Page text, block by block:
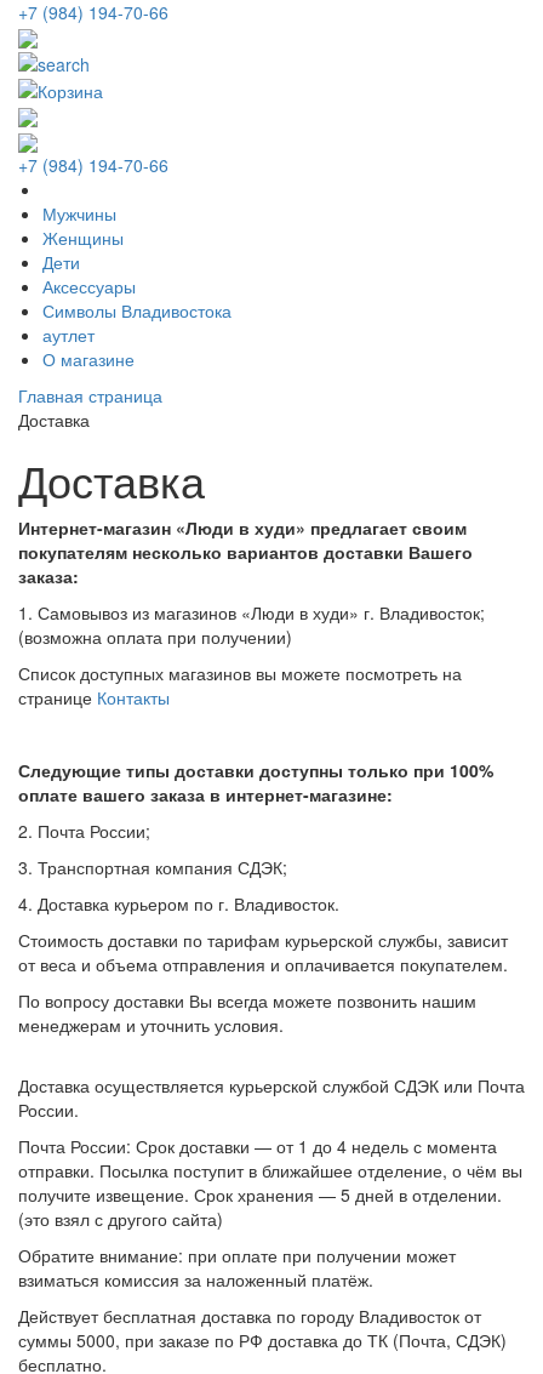
+7 (984) 194-70-66
+7 (984) 194-70-66
Мужчины
Женщины
Дети
Аксессуары
Символы Владивостока
аутлет
О магазине
Главная страница
Доставка
Доставка
Интернет-магазин «Люди в худи» предлагает своим
покупателям несколько вариантов доставки Вашего
заказа:
1. Самовывоз из магазинов «Люди в худи» г. Владивосток;
(возможна оплата при получении)
Список доступных магазинов вы можете посмотреть на
странице Контакты
Следующие типы доставки доступны только при 100%
оплате вашего заказа в интернет-магазине:
2. Почта России;
3. Транспортная компания СДЭК;
4. Доставка курьером по г. Владивосток.
Стоимость доставки по тарифам курьерской службы, зависит
от веса и объема отправления и оплачивается покупателем.
По вопросу доставки Вы всегда можете позвонить нашим
менеджерам и уточнить условия.
Доставка осуществляется курьерской службой СДЭК или Почта
России.
Почта России: Срок доставки — от 1 до 4 недель с момента
отправки. Посылка поступит в ближайшее отделение, о чём вы
получите извещение. Срок хранения — 5 дней в отделении.
(это взял с другого сайта)
Обратите внимание: при оплате при получении может
взиматься комиссия за наложенный платёж.
Действует бесплатная доставка по городу Владивосток от
суммы 5000, при заказе по РФ доставка до ТК (Почта, СДЭК)
бесплатно.